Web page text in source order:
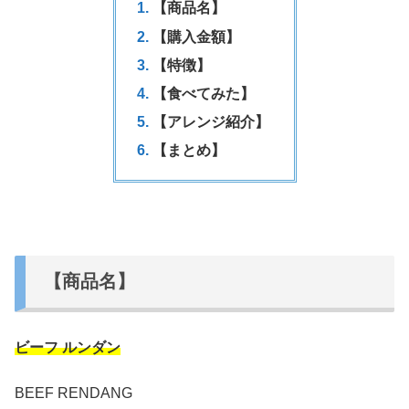
【商品名】
【購入金額】
【特徴】
【食べてみた】
【アレンジ紹介】
【まとめ】
【商品名】
ビーフ ルンダン
BEEF RENDANG